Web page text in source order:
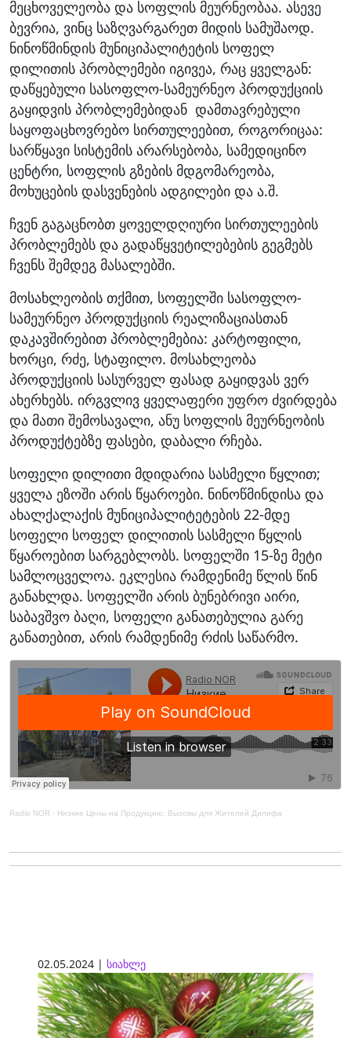
მეცხოველეობა და სოფლის მეურნეობაა. ასევე
ბევრია, ვინც საზღვარგარეთ მიდის სამუშაოდ.
ნინოწმინდის მუნიციპალიტეტის სოფელ
დილითის პრობლემები იგივეა, რაც ყველგან:
დაწყებული სასოფლო-სამეურნეო პროდუქციის
გაყიდვის პრობლემებიდან დამთავრებული
საყოფაცხოვრებო სირთულეებით, როგორიცაა:
სარწყავი სისტემის არარსებობა, სამედიცინო
ცენტრი, სოფლის გზების მდგომარეობა,
მოხუცების დასვენების ადგილები და ა.შ.
ჩვენ გაგაცნობთ ყოველდღიური სირთულეების
პრობლემებს და გადაწყვეტილებების გეგმებს
ჩვენს შემდეგ მასალებში.
მოსახლეობის თქმით, სოფელში სასოფლო-
სამეურნეო პროდუქციის რეალიზაციასთან
დაკავშირებით პრობლემებია: კარტოფილი,
ხორცი, რძე, სტაფილო. მოსახლეობა
პროდუქციის სასურველ ფასად გაყიდვას ვერ
ახერხებს. ირგვლივ ყველაფერი უფრო ძვირდება
და მათი შემოსავალი, ანუ სოფლის მეურნეობის
პროდუქტებზე ფასები, დაბალი რჩება.
სოფელი დილითი მდიდარია სასმელი წყლით;
ყველა ეზოში არის წყაროები. ნინოწმინდისა და
ახალქალაქის მუნიციპალიტეტების 22-მდე
სოფელი სოფელ დილითის სასმელი წყლის
წყაროებით სარგებლობს. სოფელში 15-ზე მეტი
სამლოცველოა. ეკლესია რამდენიმე წლის წინ
განახლდა. სოფელში არის ბუნებრივი აირი,
საბავშვო ბაღი, სოფელი განათებულია გარე
განათებით, არის რამდენიმე რძის საწარმო.
Radio NOR · Низкие Цены на Продукцию: Вызовы для Жителей Дилифа
02.05.2024 | სიახლე